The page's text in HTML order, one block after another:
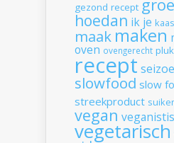
gezond recept
hoedan ik je kaas
maak maken
oven ovengerecht
recept
slowfood slow
streekproduct suiker
vegan
vegetarisch